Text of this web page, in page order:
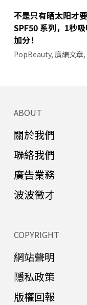
不是只有晒太阳才
SPF50 系列，1秒
加分！
PopBeauty, 廣編文章,
ABOUT
關於我們
聯絡我們
廣告業務
波波徵才
COPYRIGHT
網站聲明
隱私政策
版權回報